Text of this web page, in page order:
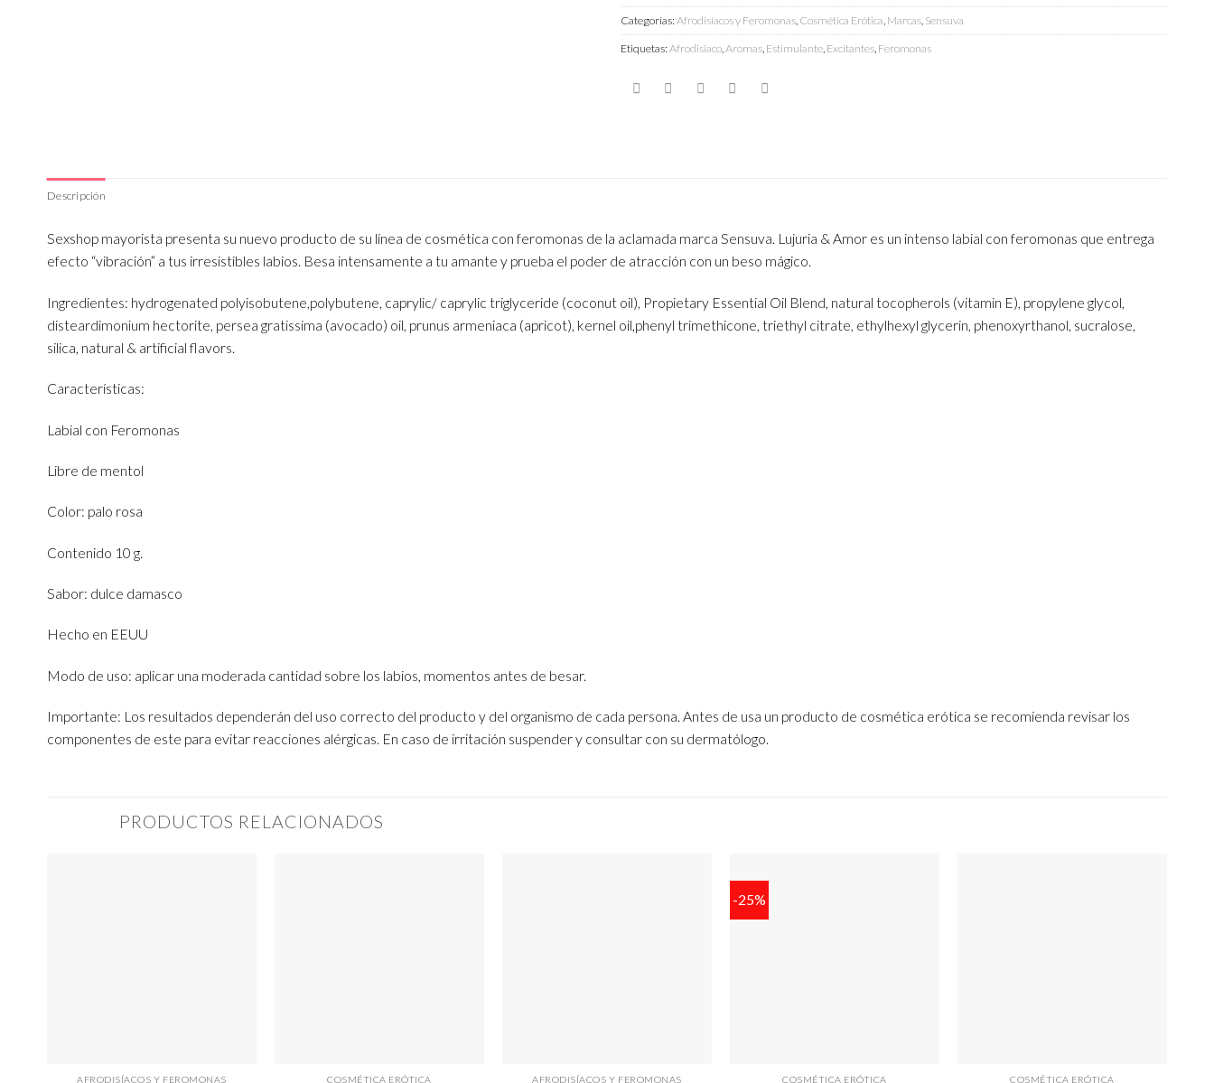
Categorías: Afrodisíacos y Feromonas, Cosmética Erótica, Marcas, Sensuva
Etiquetas: Afrodisiaco,Aromas, Estimulante, Excitantes, Feromonas
Descripción
Sexshop mayorista presenta su nuevo producto de su línea de cosmética con feromonas de la aclamada marca Sensuva. Lujuria & Amor es un intenso labial con feromonas que entrega
efecto “vibración” a tus irresistibles labios. Besa intensamente a tu amante y prueba el poder de atracción con un beso mágico.
Ingredientes: hydrogenated polyisobutene,polybutene, caprylic/ caprylic triglyceride (coconut oil), Propietary Essential Oil Blend, natural tocopherols (vitamin E), propylene glycol,
disteardimonium hectorite, persea gratissima (avocado) oil, prunus armeniaca (apricot), kernel oil,phenyl trimethicone, triethyl citrate, ethylhexyl glycerin, phenoxyrthanol, sucralose,
silica, natural & artificial flavors.
Características:
Labial con Feromonas
Libre de mentol
Color: palo rosa
Contenido 10 g.
Sabor: dulce damasco
Hecho en EEUU
Modo de uso: aplicar una moderada cantidad sobre los labios, momentos antes de besar.
Importante: Los resultados dependerán del uso correcto del producto y del organismo de cada persona. Antes de usa un producto de cosmética erótica se recomienda revisar los
componentes de este para evitar reacciones alérgicas. En caso de irritación suspender y consultar con su dermatólogo.
PRODUCTOS RELACIONADOS
AFRODISÍACOS Y FEROMONAS COSMÉTICA ERÓTICA AFRODISÍACOS Y FEROMONAS
-25%
COSMÉTICA ERÓTICA COSMÉTICA ERÓTICA